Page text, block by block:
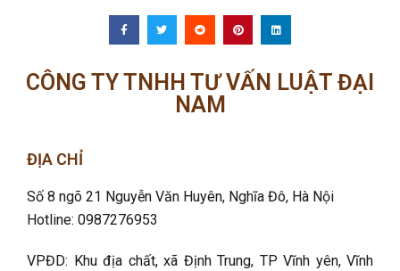
CÔNG TY TNHH TƯ VẤN LUẬT ĐẠI
NAM
ĐỊA CHỈ
Số 8 ngõ 21 Nguyễn Văn Huyên, Nghĩa Đô, Hà Nội
Hotline: 0987276953
VPĐD: Khu địa chất, xã Định Trung, TP Vĩnh yên, Vĩnh